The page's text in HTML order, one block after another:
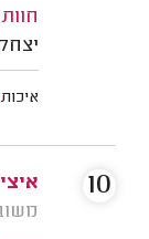
איכות
משוב: 16/
10